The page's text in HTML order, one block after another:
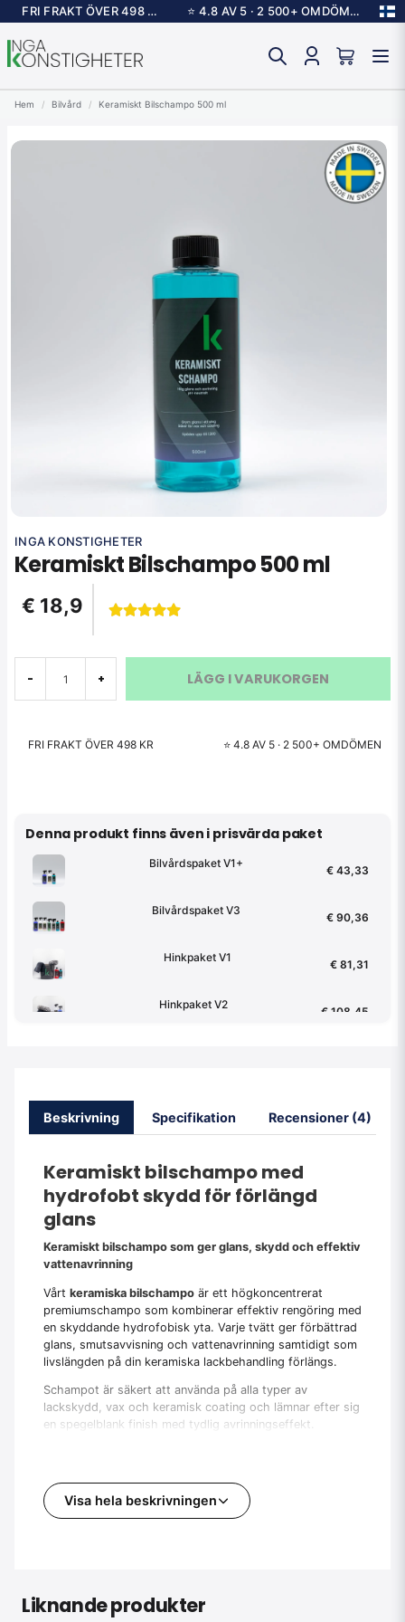
FRI FRAKT ÖVER 498 KR ⭐ 4.8 AV 5 · 2 500+ OMDÖMEN
Hem Bilvård Keramiskt Bilschampo 500 ml
INGA KONSTIGHETER
Keramiskt Bilschampo 500 ml
€ 18,9
- + LÄGG I VARUKORGEN
FRI FRAKT ÖVER 498 KR ⭐ 4.8 AV 5 · 2 500+ OMDÖMEN
Denna produkt finns även i prisvärda paket
Bilvårdspaket V1+
€ 43,33
Bilvårdspaket V3
€ 90,36
Hinkpaket V1
€ 81,31
Hinkpaket V2
€ 108,45
Beskrivning Specifikation Recensioner (4)
Keramiskt bilschampo med
hydrofobt skydd för förlängd
glans
Keramiskt bilschampo som ger glans, skydd och effektiv
vattenavrinning
Vårt keramiska bilschampo är ett högkoncentrerat
premiumschampo som kombinerar effektiv rengöring med
en skyddande hydrofobisk yta. Varje tvätt ger förbättrad
glans, smutsavvisning och vattenavrinning samtidigt som
livslängden på din keramiska lackbehandling förlängs.
Schampot är säkert att använda på alla typer av
lackskydd, vax och keramisk coating och lämnar efter sig
en spegelblank finish med tydlig avrinningseffekt.
Till skillnad från vanligt bilschampo lämnar ett
bilschampoett skyddande lager på lacken. Detta
underhålla skyddet mellan behandlingarna.
Visa hela beskrivningen
Liknande produkter